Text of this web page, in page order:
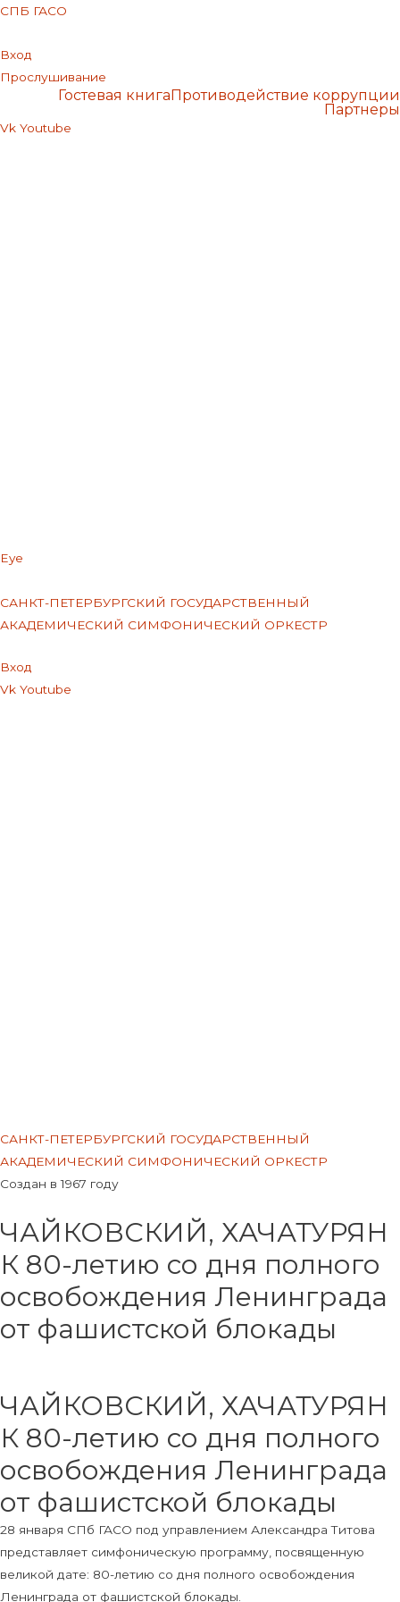
СПБ ГАСО
Вход
Прослушивание
Гостевая книгаПротиводействие коррупции
Партнеры
Vk Youtube
Eye
САНКТ-ПЕТЕРБУРГСКИЙ ГОСУДАРСТВЕННЫЙ
АКАДЕМИЧЕСКИЙ СИМФОНИЧЕСКИЙ ОРКЕСТР
Вход
Vk Youtube
САНКТ-ПЕТЕРБУРГСКИЙ ГОСУДАРСТВЕННЫЙ
АКАДЕМИЧЕСКИЙ СИМФОНИЧЕСКИЙ ОРКЕСТР
Создан в 1967 году
ЧАЙКОВСКИЙ, ХАЧАТУРЯН
К 80-летию со дня полного
освобождения Ленинграда
от фашистской блокады
ЧАЙКОВСКИЙ, ХАЧАТУРЯН
К 80-летию со дня полного
освобождения Ленинграда
от фашистской блокады
28 января СПб ГАСО под управлением Александра Титова
представляет симфоническую программу, посвященную
великой дате: 80-летию со дня полного освобождения
Ленинграда от фашистской блокады.